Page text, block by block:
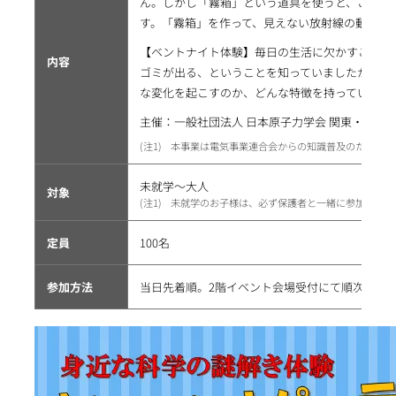
内容
す。「霧箱」を作って、見えない放射線の動きを
【ベントナイト体験】毎日の生活に欠かすこと
ゴミが出る、ということを知っていましたか？
な変化を起こすのか、どんな特徴を持っている
主催：一般社団法人 日本原子力学会 関東・甲越
1 本事業は電気事業連合会からの知識普及のための
対象 未就学～大人
1 未就学のお子様は、必ず保護者と一緒に参加をお
定員 100名
参加方法 当日先着順。2階イベント会場受付にて順次ご案